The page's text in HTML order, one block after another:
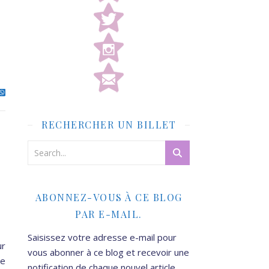
RECHERCHER UN BILLET
ABONNEZ-VOUS À CE BLOG
PAR E-MAIL.
Saisissez votre adresse e-mail pour
vous abonner à ce blog et recevoir une